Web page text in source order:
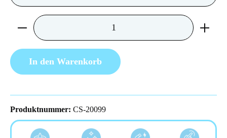
Produkt Anzahl: Gib den gewünschten Wert
In den Warenkorb
Produktnummer: CS-20099